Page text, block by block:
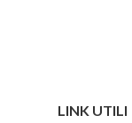
LINK UTILI